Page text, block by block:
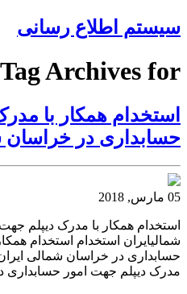
سیستم اطلاع رسانی
Tag Archives for دیپلم
استخدام همکار با
حسابداری در
05 مارس, 2018
استخدام همکار با مدرک دیپلم
شمالیایران استخدام استخدام
حسابداری در خراسان شمالی
مدرک دیپلم جهت امور حسابداری